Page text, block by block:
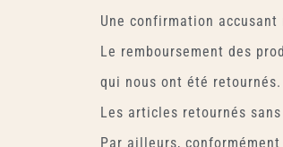
Une confirmation
Le remboursement des
qui nous ont été retournés.
Les articles retournés
Par ailleurs,